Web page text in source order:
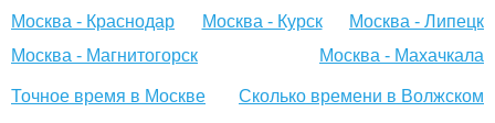
Москва - Краснодар Москва - Курск
Москва - Липецк
Москва - Магнитогорск
Москва - Махачкала
Точное время в Москве Сколько времени в Волжском